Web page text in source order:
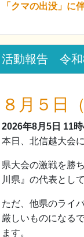
「クマの出没」に
活動報告 令和
８月５日
2026年8月5日 11
本日、北信越大会
県大会の激戦を勝
川県』の代表とし
ただ、他県のライ
厳しいものになる
ます。